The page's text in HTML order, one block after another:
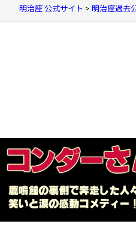
明治座 公式サイト > 明治座過去